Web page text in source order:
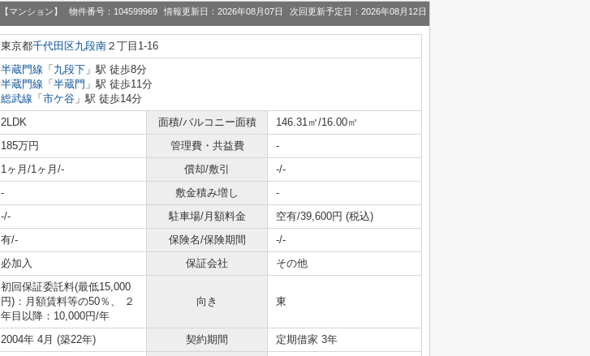
【マンション】 物件番号：104599969 情報更新日：2026年08月07日 次回更新予定日：2026年08月12日
東京都千代田区九段南 ２丁目1-16
半蔵門線 「 九段下 」駅 徒歩8分
半蔵門線 「 半蔵門 」駅 徒歩11分
総武線 「 市ケ谷 」駅 徒歩14分
2LDK 面積/バルコニー面積
146.31㎡/16.00㎡
185万円 管理費・共益費
-
1ヶ月/1ヶ月/- 償却/敷引
-/-
- 敷金積み増し
-
-/- 駐車場/月額料金
空有/39,600円 (税込)
有/- 保険名/保険期間
-/-
必加入 保証会社 その他
初回保証委託料(最低15,000
円)：月額賃料等の50％、 ２
年目以降：10,000円/年
向き 東
2004年 4月 (築22年) 契約期間
定期借家 3年